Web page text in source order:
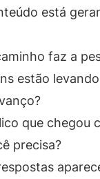
está
faz a
estão
que chegou
precisa?